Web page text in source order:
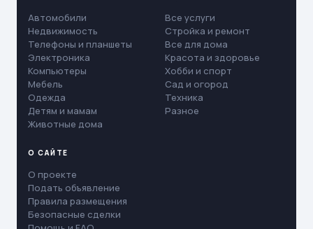
Автомобили
Недвижимость
Телефоны и планшеты
Электроника
Компьютеры
Мебель
Одежда
Детям и мамам
Животные дома
Все услуги
Стройка и ремонт
Все для дома
Красота и здоровье
Хобби и спорт
Сад и огород
Техника
Разное
О САЙТЕ
О проекте
Подать объявление
Правила размещения
Безопасные сделки